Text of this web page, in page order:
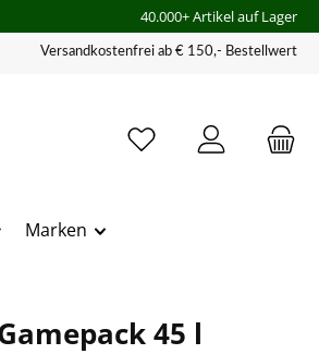
40.000+ Artikel auf Lager
Versandkostenfrei ab € 150,- Bestellwert
Marken
45 l